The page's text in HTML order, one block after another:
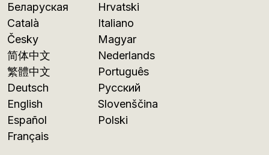
Беларуская
Català
Česky
简体中文
繁體中文
Deutsch
English
Español
Français
Hrvatski
Italiano
Magyar
Nederlands
Português
Русский
Slovenščina
Polski